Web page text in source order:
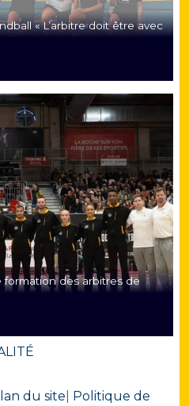
« L’arbitre doit être avec
formation des arbitres de
du site Politique de